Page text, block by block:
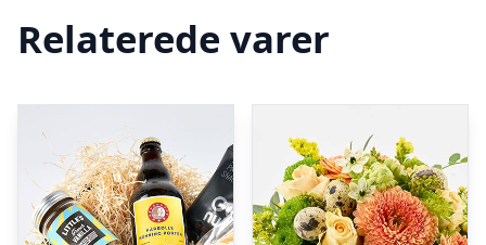
Relaterede varer